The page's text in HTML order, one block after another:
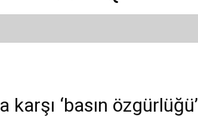
Türkinfo
karşı ‘basın özgürlüğü’